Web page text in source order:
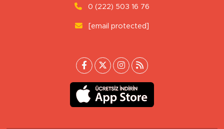
0 (222) 503 16 76
[email protected]